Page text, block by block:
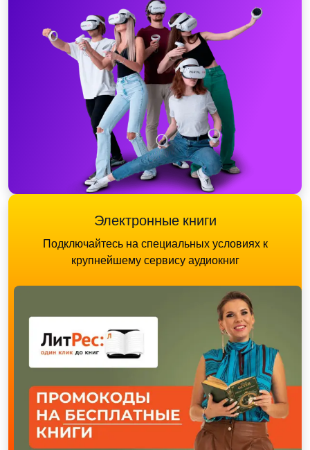
Электронные книги
Подключайтесь на специальных условиях к
крупнейшему сервису аудиокниг